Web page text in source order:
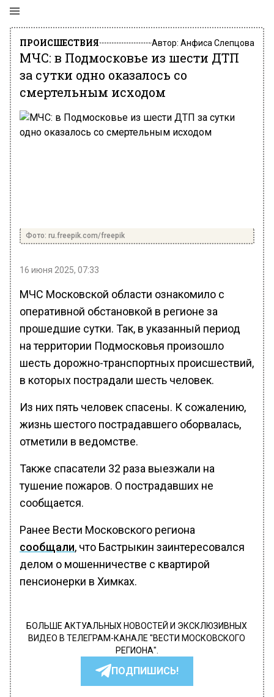
ПРОИСШЕСТВИЯ Автор: Анфиса Слепцова
МЧС: в Подмосковье из шести ДТП
за сутки одно оказалось со
смертельным исходом
Фото: ru.freepik.com/freepik
16 июня 2025, 07:33
МЧС Московской области ознакомило с
оперативной обстановкой в регионе за
прошедшие сутки. Так, в указанный период
на территории Подмосковья произошло
шесть дорожно-транспортных происшествий,
в которых пострадали шесть человек.
Из них пять человек спасены. К сожалению,
жизнь шестого пострадавшего оборвалась,
отметили в ведомстве.
Также спасатели 32 раза выезжали на
тушение пожаров. О пострадавших не
сообщается.
Ранее Вести Московского региона
сообщали, что Бастрыкин заинтересовался
делом о мошенничестве с квартирой
пенсионерки в Химках.
БОЛЬШЕ АКТУАЛЬНЫХ НОВОСТЕЙ И ЭКСКЛЮЗИВНЫХ
ВИДЕО В ТЕЛЕГРАМ-КАНАЛЕ "ВЕСТИ МОСКОВСКОГО
РЕГИОНА".
ПОДПИШИСЬ!